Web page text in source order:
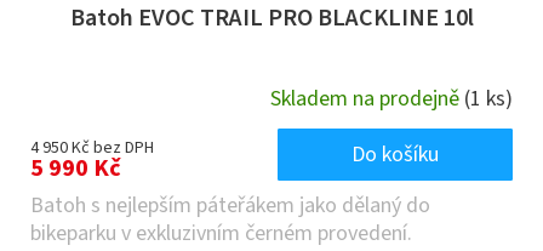
Batoh EVOC TRAIL PRO BLACKLINE 10l
Skladem na prodejně (1 ks)
4 950 Kč bez DPH
5 990 Kč
Do košíku
Batoh s nejlepším páteřákem jako dělaný do
bikeparku v exkluzivním černém provedení.